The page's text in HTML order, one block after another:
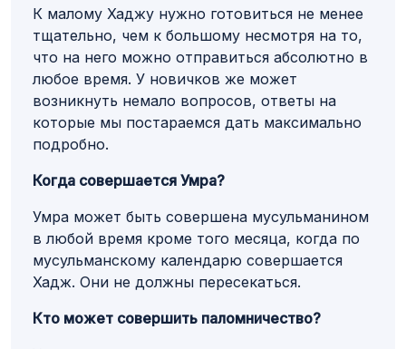
К малому Хаджу нужно готовиться не менее
тщательно, чем к большому несмотря на то,
что на него можно отправиться абсолютно в
любое время. У новичков же может
возникнуть немало вопросов, ответы на
которые мы постараемся дать максимально
подробно.
Когда совершается Умра?
Умра может быть совершена мусульманином
в любой время кроме того месяца, когда по
мусульманскому календарю совершается
Хадж. Они не должны пересекаться.
Кто может совершить паломничество?